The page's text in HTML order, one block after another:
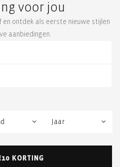
voor jou
en ontdek als eerste nieuwe stijlen
aanbiedingen.
KORTING